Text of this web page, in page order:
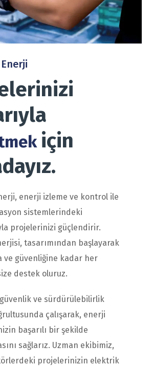
için
enerji izleme ve kontrol ile
sistemlerindeki
projelerinizi güçlendirir.
tasarımından başlayarak
ve güvenliğine kadar her
destek oluruz.
ve sürdürülebilirlik
çalışarak, enerji
başarılı bir şekilde
sağlarız. Uzman ekibimiz,
projelerinizin elektrik